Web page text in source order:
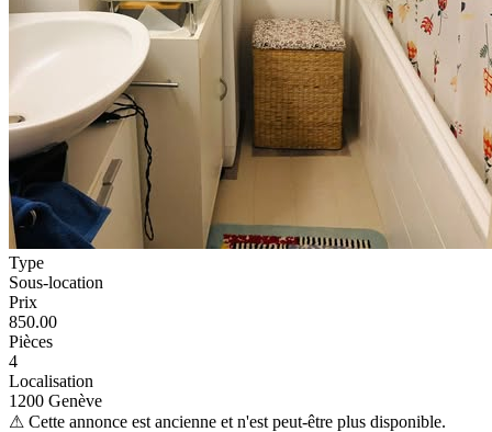
Type
Sous-location
Prix
850.00
Pièces
4
Localisation
1200 Genève
⚠ Cette annonce est ancienne et n'est peut-être plus disponible.